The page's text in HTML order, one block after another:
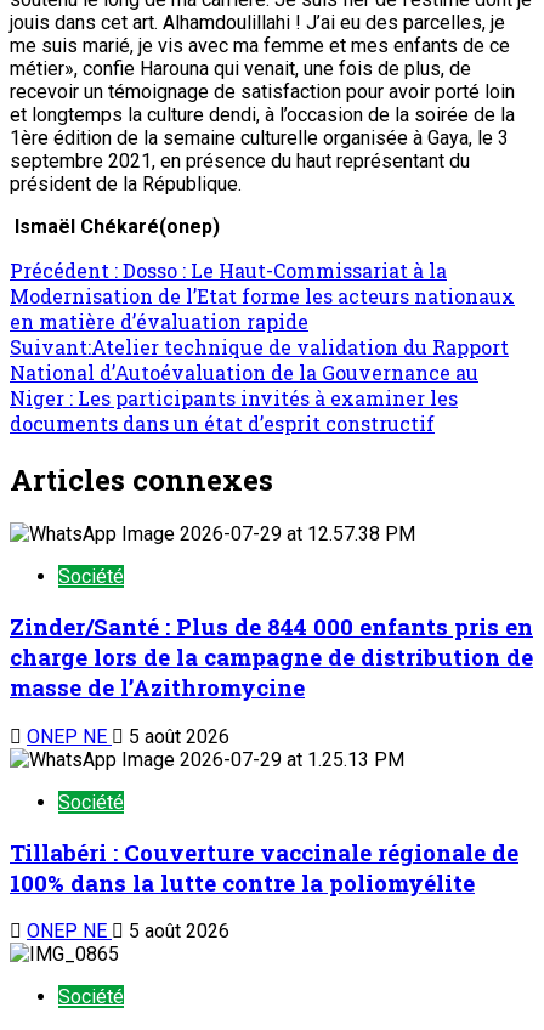
jouis dans cet art. Alhamdoulillahi ! J’ai eu des parcelles, je
me suis marié, je vis avec ma femme et mes enfants de ce
métier», confie Harouna qui venait, une fois de plus, de
recevoir un témoignage de satisfaction pour avoir porté loin
et longtemps la culture dendi, à l’occasion de la soirée de la
1ère édition de la semaine culturelle organisée à Gaya, le 3
septembre 2021, en présence du haut représentant du
président de la République.
Ismaël Chékaré(onep)
Précédent :Dosso : Le Haut-Commissariat à la
Modernisation de l’Etat forme les acteurs nationaux
en matière d’évaluation rapide
Suivant:Atelier technique de validation du Rapport
National d’Autoévaluation de la Gouvernance au
Niger : Les participants invités à examiner les
documents dans un état d’esprit constructif
Articles connexes
Société
Zinder/Santé : Plus de 844 000 enfants pris en
charge lors de la campagne de distribution de
masse de l’Azithromycine
ONEP NE 5 août 2026
Société
Tillabéri : Couverture vaccinale régionale de
100% dans la lutte contre la poliomyélite
ONEP NE 5 août 2026
Société